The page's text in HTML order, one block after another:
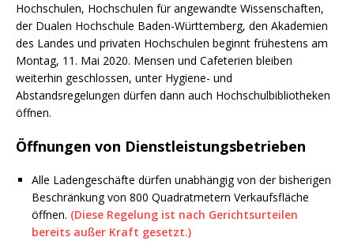
Hochschulen, Hochschulen für angewandte Wissenschaften,
der Dualen Hochschule Baden-Württemberg, den Akademien
des Landes und privaten Hochschulen beginnt frühestens am
Montag, 11. Mai 2020. Mensen und Cafeterien bleiben
weiterhin geschlossen, unter Hygiene- und
Abstandsregelungen dürfen dann auch Hochschulbibliotheken
öffnen.
Öffnungen von Dienstleistungsbetrieben
Alle Ladengeschäfte dürfen unabhängig von der bisherigen
Beschränkung von 800 Quadratmetern Verkaufsfläche
öffnen. (Diese Regelung ist nach Gerichtsurteilen
bereits außer Kraft gesetzt.)